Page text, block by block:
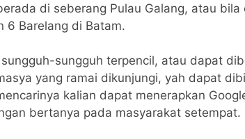
di seberang Pulau Galang, atau
6 Barelang di Batam.
sungguh terpencil, atau dapat
yang ramai dikunjungi, yah dapat
kalian dapat menerapkan
bertanya pada masyarakat setempat.